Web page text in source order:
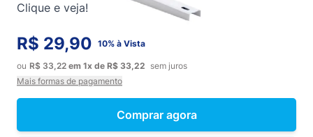
Clique e veja!
Comprar agora
R$ 29,90 10% à Vista
ou R$ 33,22 em 1x de R$ 33,22 sem juros
Mais formas de pagamento